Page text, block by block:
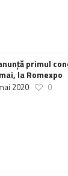
primul
la Romexpo
2020 0